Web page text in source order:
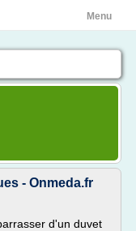
Menu
- Onmeda.fr
d'un duvet